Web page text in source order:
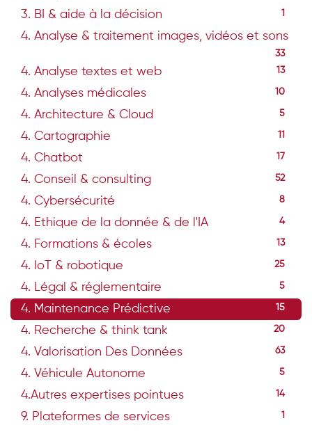
3. BI & aide à la décision 1
4. Analyse & traitement images, vidéos et sons
33
4. Analyse textes et web 13
4. Analyses médicales 10
4. Architecture & Cloud 5
4. Cartographie
4. Chatbot 17
4. Conseil & consulting 52
4. Cybersécurité 8
4. Ethique de la donnée & de l'IA 4
4. Formations & écoles 13
4. IoT & robotique 25
4. Légal & réglementaire 5
4. Maintenance Prédictive 15
4. Recherche & think tank 20
4. Valorisation Des Données 63
4. Véhicule Autonome 5
4.Autres expertises pointues 14
9. Plateformes de services